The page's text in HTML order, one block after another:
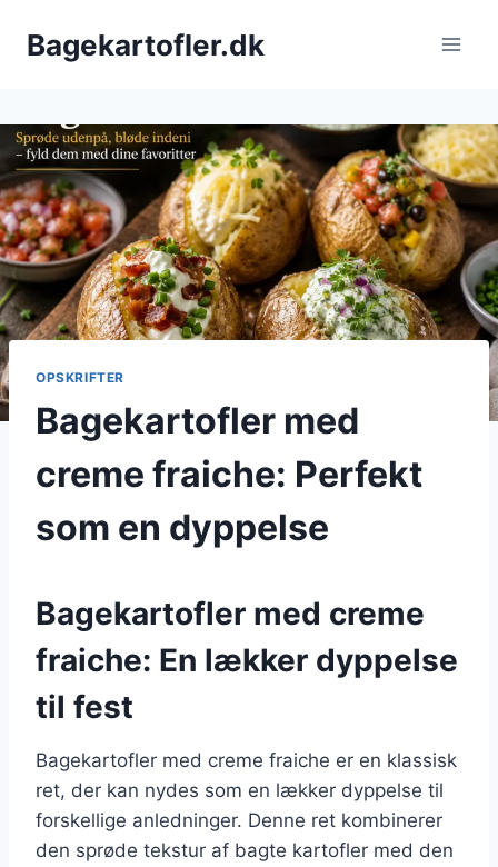
Bagekartofler.dk
OPSKRIFTER
Bagekartofler med
creme fraiche: Perfekt
som en dyppelse
Bagekartofler med creme
fraiche: En lækker dyppelse
til fest
Bagekartofler med creme fraiche er en klassisk
ret, der kan nydes som en lækker dyppelse til
forskellige anledninger. Denne ret kombinerer
den sprøde tekstur af bagte kartofler med den